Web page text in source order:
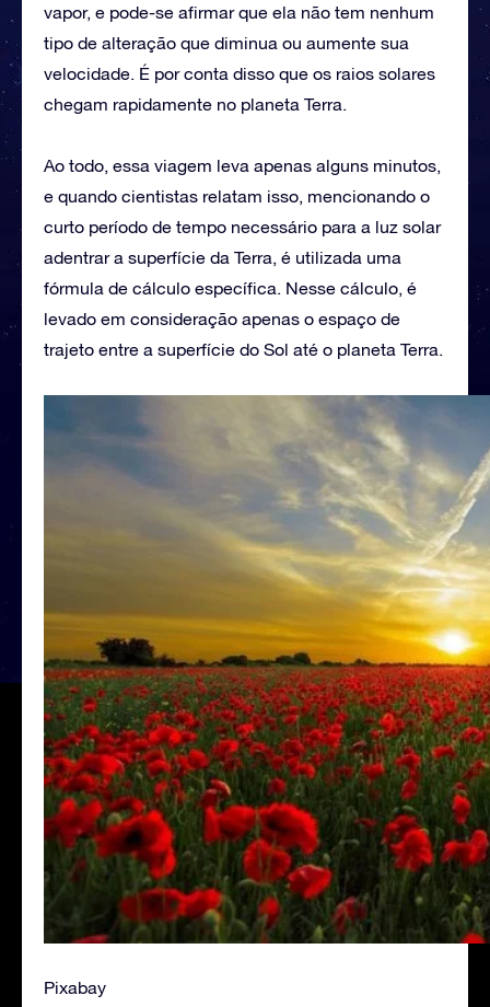
vapor, e pode-se afirmar que ela não tem nenhum
tipo de alteração que diminua ou aumente sua
velocidade. É por conta disso que os raios solares
chegam rapidamente no planeta Terra.
Ao todo, essa viagem leva apenas alguns minutos,
e quando cientistas relatam isso, mencionando o
curto período de tempo necessário para a luz solar
adentrar a superfície da Terra, é utilizada uma
fórmula de cálculo específica. Nesse cálculo, é
levado em consideração apenas o espaço de
trajeto entre a superfície do Sol até o planeta Terra.
Pixabay